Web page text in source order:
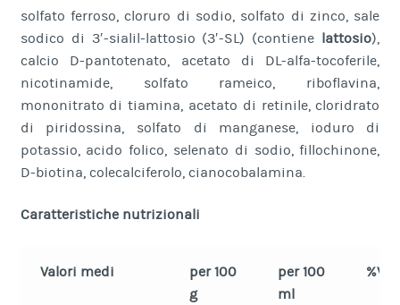
solfato ferroso, cloruro di sodio, solfato di zinco, sale
sodico di 3′-sialil-lattosio (3′-SL) (contiene lattosio),
calcio D-pantotenato, acetato di DL-alfa-tocoferile,
nicotinamide, solfato rameico, riboflavina,
mononitrato di tiamina, acetato di retinile, cloridrato
di piridossina, solfato di manganese, ioduro di
potassio, acido folico, selenato di sodio, fillochinone,
D-biotina, colecalciferolo, cianocobalamina.
Caratteristiche nutrizionali
Valori medi
per 100
g
per 100
ml